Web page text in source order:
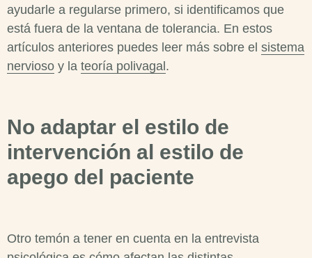
ayudarle a regularse primero, si identificamos que
está fuera de la ventana de tolerancia. En estos
artículos anteriores puedes leer más sobre el sistema
nervioso y la teoría polivagal.
No adaptar el estilo de
intervención al estilo de
apego del paciente
Otro temón a tener en cuenta en la entrevista